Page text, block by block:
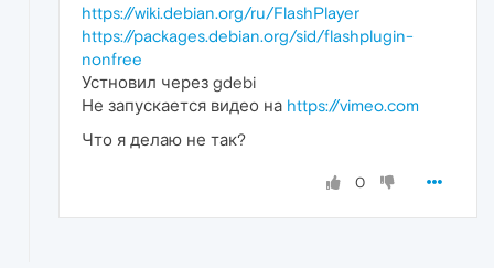
https://wiki.debian.org/ru/FlashPlayer
https://packages.debian.org/sid/flashplugin-
nonfree
Устновил через gdebi
Не запускается видео на https://vimeo.com
Что я делаю не так?
0